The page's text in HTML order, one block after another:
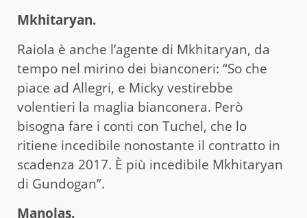
Mkhitaryan.
Raiola è anche l’agente di Mkhitaryan, da
tempo nel mirino dei bianconeri: “So che
piace ad Allegri, e Micky vestirebbe
volentieri la maglia bianconera. Però
bisogna fare i conti con Tuchel, che lo
ritiene incedibile nonostante il contratto in
scadenza 2017. È più incedibile Mkhitaryan
di Gundogan”.
Manolas.